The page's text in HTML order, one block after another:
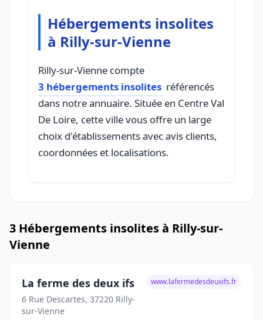
Hébergements insolites
à Rilly-sur-Vienne
Rilly-sur-Vienne compte
3 hébergements insolites référencés
dans notre annuaire. Située en Centre Val
De Loire, cette ville vous offre un large
choix d'établissements avec avis clients,
coordonnées et localisations.
3 Hébergements insolites à Rilly-sur-
Vienne
La ferme des deux ifs
6 Rue Descartes, 37220 Rilly-
sur-Vienne
www.lafermedesdeuxifs.fr